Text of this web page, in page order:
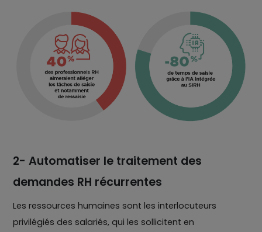
2- Automatiser le traitement des
demandes RH récurrentes
Les ressources humaines sont les interlocuteurs
privilégiés des salariés, qui les sollicitent en